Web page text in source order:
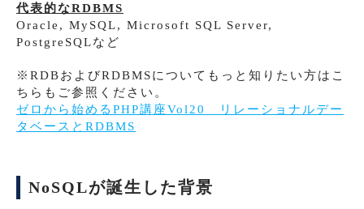
代表的なRDBMS
Oracle, MySQL, Microsoft SQL Server,
PostgreSQLなど
※RDBおよびRDBMSについてもっと知りたい方はこ
ちらもご参照ください。
ゼロから始めるPHP講座Vol20 リレーショナルデー
タベースとRDBMS
NoSQLが誕生した背景